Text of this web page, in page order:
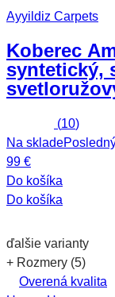
Ayyildiz Carpets
Koberec
syntetický,
(10)
Na sklade
99 €
Do košíka
Do košíka
ďalšie varianty
+ Rozmery (5)
Overená kvalita